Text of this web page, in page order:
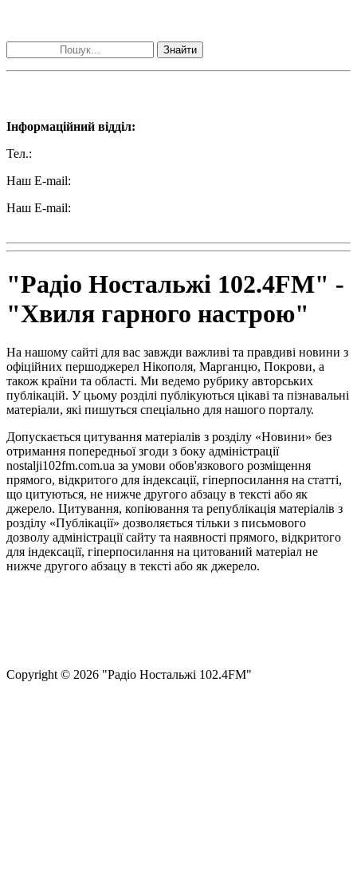
Знайти
Інформаційний відділ:
Тел.:
Наш E-mail:
Наш E-mail:
"Радіо Ностальжі 102.4FM" -
"Хвиля гарного настрою"
На нашому сайті для вас завжди важливі та правдиві новини з
офіційних першоджерел Нікополя, Марганцю, Покрови, а
також країни та області. Ми ведемо рубрику авторських
публікацій. У цьому розділі публікуються цікаві та пізнавальні
матеріали, які пишуться спеціально для нашого порталу.
Допускається цитування матеріалів з розділу «Новини» без
отримання попередньої згоди з боку адміністрації
nostalji102fm.com.ua за умови обов'язкового розміщення
прямого, відкритого для індексації, гіперпосилання на статті,
що цитуються, не нижче другого абзацу в тексті або як
джерело. Цитування, копіювання та републікація матеріалів з
розділу «Публікації» дозволяється тільки з письмового
дозволу адміністрації сайту та наявності прямого, відкритого
для індексації, гіперпосилання на цитований матеріал не
нижче другого абзацу в тексті або як джерело.
Сopyright © 2026 "Радіо Ностальжі 102.4FM"